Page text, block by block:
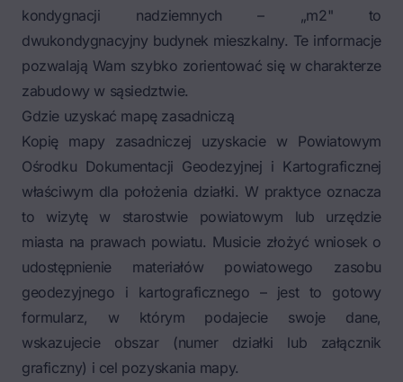
kondygnacji nadziemnych – „m2" to
dwukondygnacyjny budynek mieszkalny. Te informacje
pozwalają Wam szybko zorientować się w charakterze
zabudowy w sąsiedztwie.
Gdzie uzyskać mapę zasadniczą
Kopię mapy zasadniczej uzyskacie w Powiatowym
Ośrodku Dokumentacji Geodezyjnej i Kartograficznej
właściwym dla położenia działki. W praktyce oznacza
to wizytę w starostwie powiatowym lub urzędzie
miasta na prawach powiatu. Musicie złożyć wniosek o
udostępnienie materiałów powiatowego zasobu
geodezyjnego i kartograficznego – jest to gotowy
formularz, w którym podajecie swoje dane,
wskazujecie obszar (numer działki lub załącznik
graficzny) i cel pozyskania mapy.